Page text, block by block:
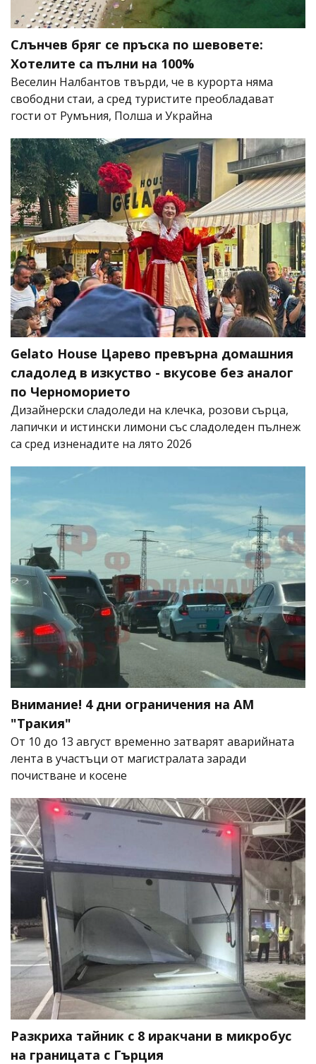
Слънчев бряг се пръска по шевовете:
Хотелите са пълни на 100%
Веселин Налбантов твърди, че в курорта няма
свободни стаи, а сред туристите преобладават
гости от Румъния, Полша и Украйна
Gelato House Царево превърна домашния
сладолед в изкуство - вкусове без аналог
по Черноморието
Дизайнерски сладоледи на клечка, розови сърца,
лапички и истински лимони със сладоледен пълнеж
са сред изненадите на лято 2026
Внимание! 4 дни ограничения на АМ
"Тракия"
От 10 до 13 август временно затварят аварийната
лента в участъци от магистралата заради
почистване и косене
Разкриха тайник с 8 иракчани в микробус
на границата с Гърция